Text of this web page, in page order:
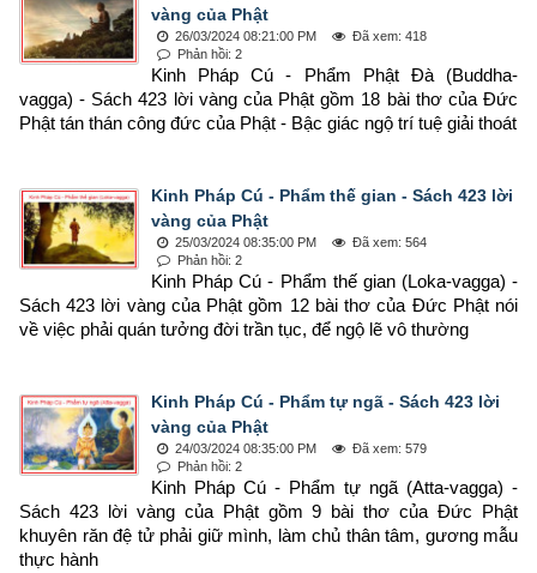
vàng của Phật
26/03/2024 08:21:00 PM
Đã xem: 418
Phản hồi: 2
Kinh Pháp Cú - Phẩm Phật Đà (Buddha-
vagga) - Sách 423 lời vàng của Phật gồm 18 bài thơ của Đức
Phật tán thán công đức của Phật - Bậc giác ngộ trí tuệ giải thoát
Kinh Pháp Cú - Phẩm thế gian - Sách 423 lời
vàng của Phật
25/03/2024 08:35:00 PM
Đã xem: 564
Phản hồi: 2
Kinh Pháp Cú - Phẩm thế gian (Loka-vagga) -
Sách 423 lời vàng của Phật gồm 12 bài thơ của Đức Phật nói
về việc phải quán tưởng đời trần tục, để ngộ lẽ vô thường
Kinh Pháp Cú - Phẩm tự ngã - Sách 423 lời
vàng của Phật
24/03/2024 08:35:00 PM
Đã xem: 579
Phản hồi: 2
Kinh Pháp Cú - Phẩm tự ngã (Atta-vagga) -
Sách 423 lời vàng của Phật gồm 9 bài thơ của Đức Phật
khuyên răn đệ tử phải giữ mình, làm chủ thân tâm, gương mẫu
thực hành